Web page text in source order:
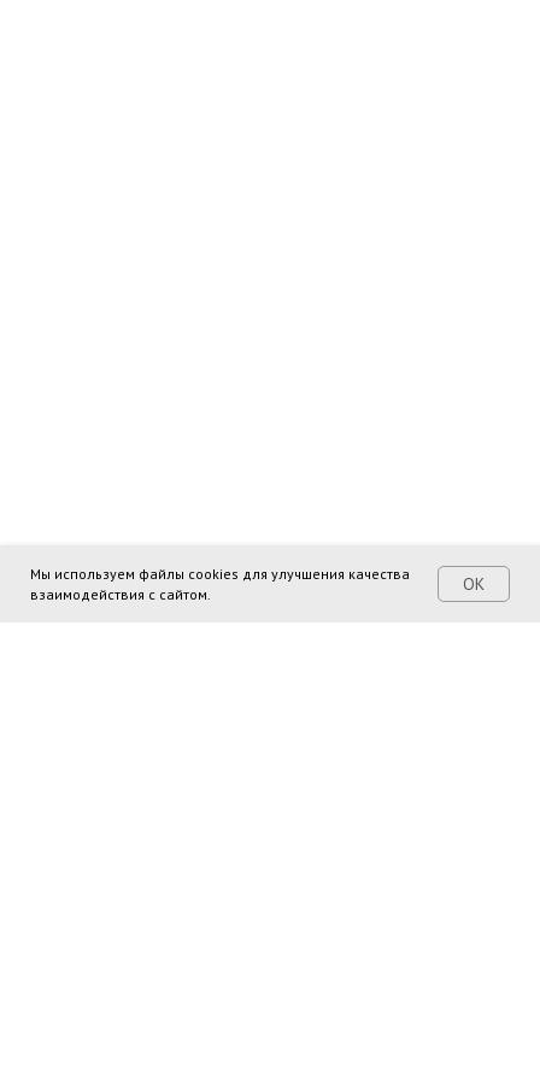
Мы используем файлы cookies для улучшения качества
взаимодействия с сайтом.
ОК